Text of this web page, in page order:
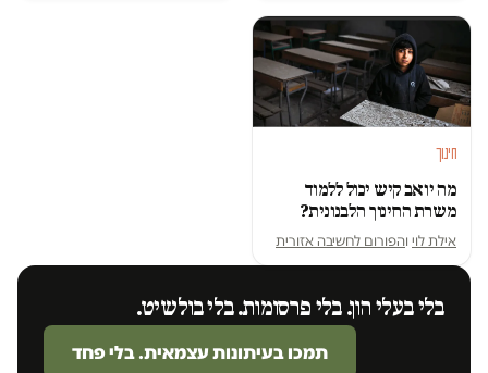
חינוך
מה יואב קיש יכול ללמוד
משרת החינוך הלבנונית?
אילת לוי והפורום לחשיבה אזורית
בלי בעלי הון. בלי פרסומות. בלי בולשיט.
תמכו בעיתונות עצמאית. בלי פחד